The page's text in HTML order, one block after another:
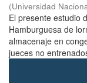
(Universidad
El presente estudio
Hamburguesa de
almacenaje en
jueces no